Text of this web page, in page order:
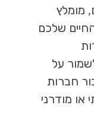
מומלץ
שלכם
על
חברות
או מודרני